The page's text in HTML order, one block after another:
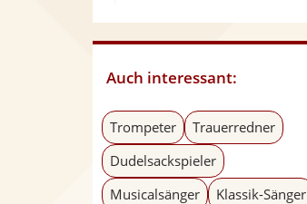
Auch interessant:
Trompeter
Trauerredner
Dudelsackspieler
Musicalsänger
Klassik-Sänger